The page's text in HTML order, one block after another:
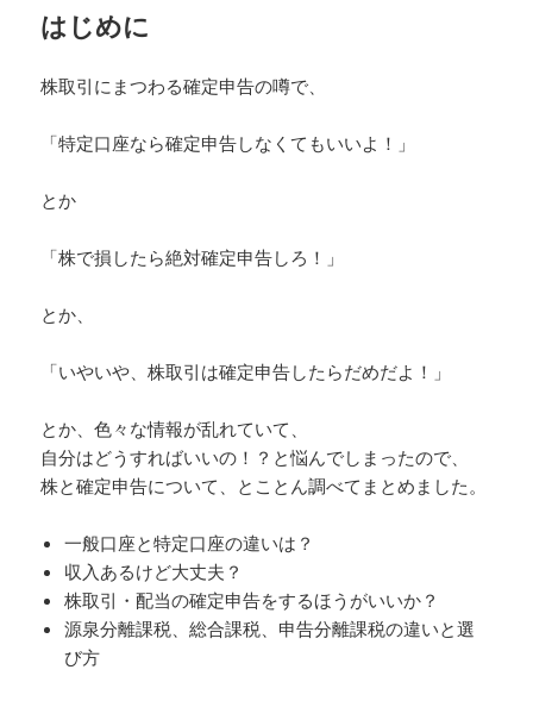
はじめに
株取引にまつわる確定申告の噂で、
「特定口座なら確定申告しなくてもいいよ！」
とか
「株で損したら絶対確定申告しろ！」
とか、
「いやいや、株取引は確定申告したらだめだよ！」
とか、色々な情報が乱れていて、
自分はどうすればいいの！？と悩んでしまったので、
株と確定申告について、とことん調べてまとめました。
一般口座と特定口座の違いは？
収入あるけど大丈夫？
株取引・配当の確定申告をするほうがいいか？
源泉分離課税、総合課税、申告分離課税の違いと選
び方